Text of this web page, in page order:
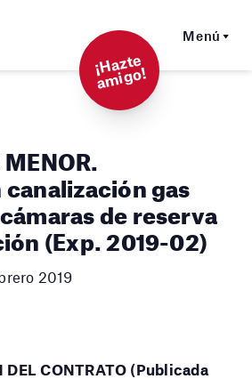
Menú
¡
Hazt
e
a
mi
g
o!
gas
de reserva
(Exp. 2019-02)
2019
DEL CONTRATO (Publicada